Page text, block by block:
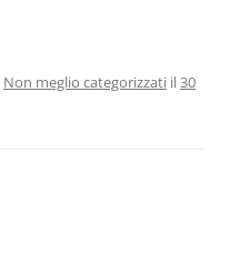
Non meglio categorizzati il30